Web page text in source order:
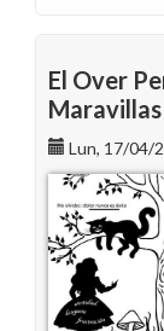
el
de
El Over
Maravillas
Lun, 17/04/